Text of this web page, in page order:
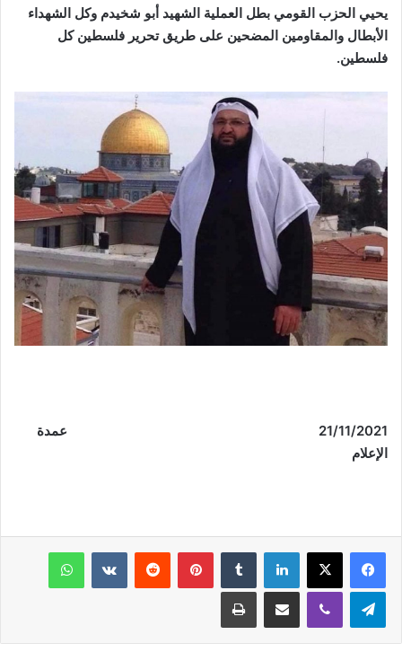
يحيي الحزب القومي بطل العملية الشهيد أبو شخيدم وكل الشهداء
الأبطال والمقاومين المضحين على طريق تحرير فلسطين كل
فلسطين.
21/11/2021
عمدة
الإعلام
فيسبوك لينكدإن بينتيريست